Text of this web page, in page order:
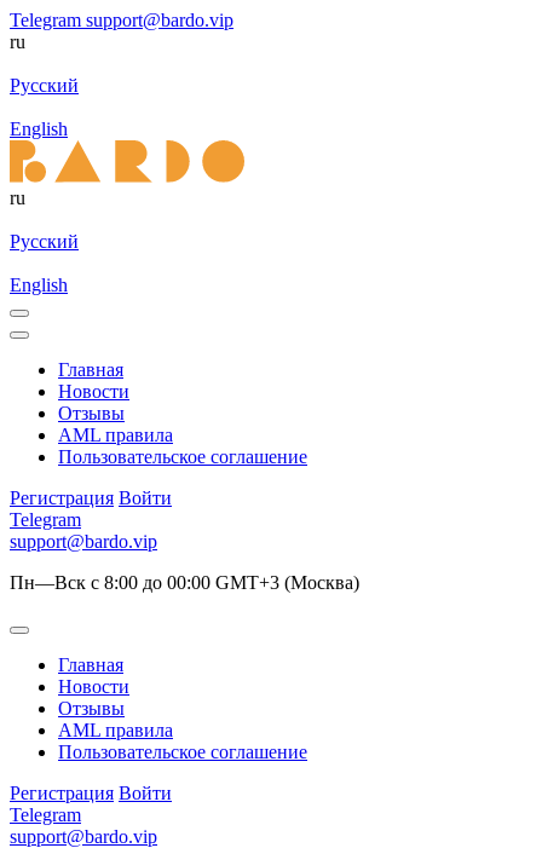
Telegram support@bardo.vip
ru
Русский
English
ru
Русский
English
Главная
Новости
Отзывы
AML правила
Пользовательское соглашение
Регистрация Войти
Telegram
support@bardo.vip
Пн—Вск с 8:00 до 00:00 GMT+3 (Москва)
Главная
Новости
Отзывы
AML правила
Пользовательское соглашение
Регистрация Войти
Telegram
support@bardo.vip